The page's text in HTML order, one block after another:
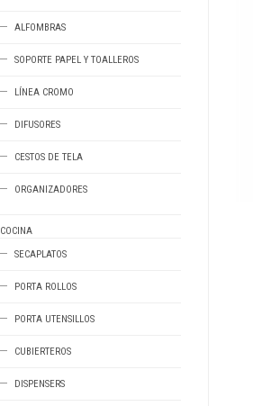
ALFOMBRAS
SOPORTE PAPEL Y TOALLEROS
LÍNEA CROMO
DIFUSORES
CESTOS DE TELA
ORGANIZADORES
COCINA
SECAPLATOS
PORTA ROLLOS
PORTA UTENSILLOS
CUBIERTEROS
DISPENSERS